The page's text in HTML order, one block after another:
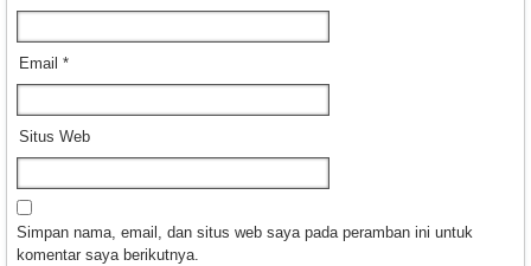
Email *
Situs Web
Simpan nama, email, dan situs web saya pada peramban ini untuk
komentar saya berikutnya.